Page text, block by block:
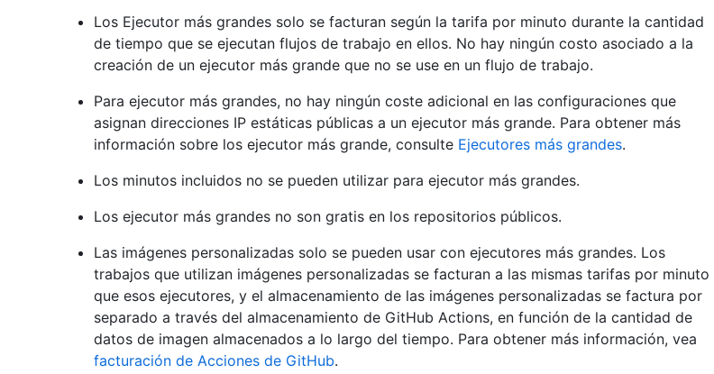
Los Ejecutor más grandes solo se facturan según la tarifa por minuto durante la cantidad
de tiempo que se ejecutan flujos de trabajo en ellos. No hay ningún costo asociado a la
creación de un ejecutor más grande que no se use en un flujo de trabajo.
Para ejecutor más grandes, no hay ningún coste adicional en las configuraciones que
asignan direcciones IP estáticas públicas a un ejecutor más grande. Para obtener más
información sobre los ejecutor más grande, consulte Ejecutores más grandes.
Los minutos incluidos no se pueden utilizar para ejecutor más grandes.
Los ejecutor más grandes no son gratis en los repositorios públicos.
Las imágenes personalizadas solo se pueden usar con ejecutores más grandes. Los
trabajos que utilizan imágenes personalizadas se facturan a las mismas tarifas por minuto
que esos ejecutores, y el almacenamiento de las imágenes personalizadas se factura por
separado a través del almacenamiento de GitHub Actions, en función de la cantidad de
datos de imagen almacenados a lo largo del tiempo. Para obtener más información, vea
facturación de Acciones de GitHub.